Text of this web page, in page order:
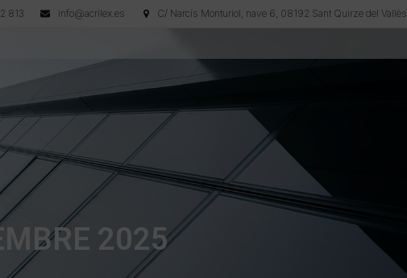
813 info@acrilex.es C/ Narcís Monturiol, nave 6, 08192 Sant Quirze del Vallès
2025